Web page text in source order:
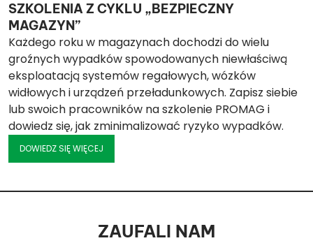
SZKOLENIA Z CYKLU „BEZPIECZNY
MAGAZYN”
Każdego roku w magazynach dochodzi do wielu
groźnych wypadków spowodowanych niewłaściwą
eksploatacją systemów regałowych, wózków
widłowych i urządzeń przeładunkowych. Zapisz siebie
lub swoich pracowników na szkolenie PROMAG i
dowiedz się, jak zminimalizować ryzyko wypadków.
DOWIEDZ SIĘ WIĘCEJ
ZAUFALI NAM